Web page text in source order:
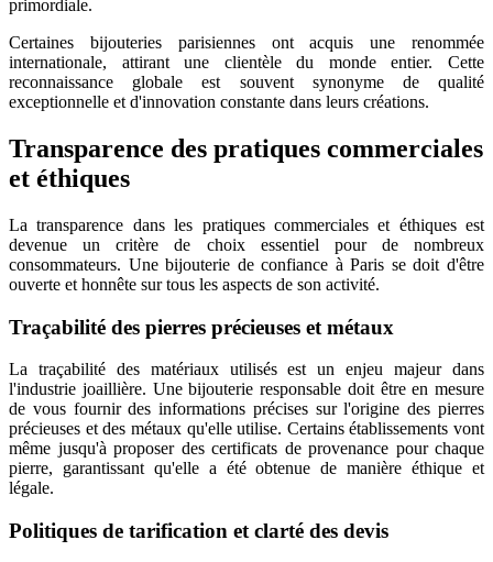
primordiale.
Certaines bijouteries parisiennes ont acquis une renommée
internationale, attirant une clientèle du monde entier. Cette
reconnaissance globale est souvent synonyme de qualité
exceptionnelle et d'innovation constante dans leurs créations.
Transparence des pratiques commerciales
et éthiques
La transparence dans les pratiques commerciales et éthiques est
devenue un critère de choix essentiel pour de nombreux
consommateurs. Une bijouterie de confiance à Paris se doit d'être
ouverte et honnête sur tous les aspects de son activité.
Traçabilité des pierres précieuses et métaux
La traçabilité des matériaux utilisés est un enjeu majeur dans
l'industrie joaillière. Une bijouterie responsable doit être en mesure
de vous fournir des informations précises sur l'origine des pierres
précieuses et des métaux qu'elle utilise. Certains établissements vont
même jusqu'à proposer des certificats de provenance pour chaque
pierre, garantissant qu'elle a été obtenue de manière éthique et
légale.
Politiques de tarification et clarté des devis